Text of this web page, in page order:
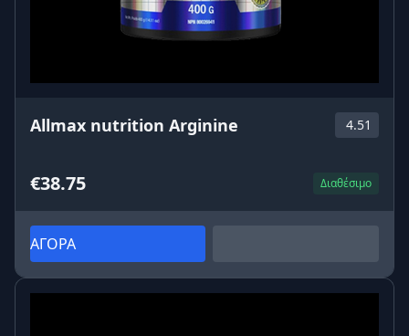
Allmax nutrition Arginine 4.51
€38.75 Διαθέσιμο
ΑΓΟΡΑ